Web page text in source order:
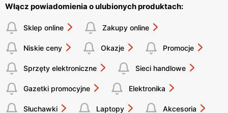
Włącz powiadomienia o ulubionych produktach:
Sklep online Zakupy online
Niskie ceny Okazje Promocje
Sprzęty elektroniczne Sieci handlowe
Gazetki promocyjne Elektronika
Słuchawki Laptopy Akcesoria